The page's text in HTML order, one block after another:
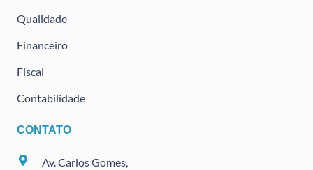
Qualidade
Financeiro
Fiscal
Contabilidade
CONTATO
Av. Carlos Gomes,